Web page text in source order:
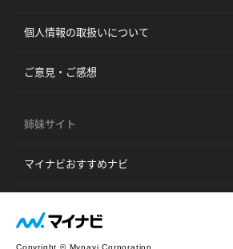
個人情報の取扱いについて
ご意見・ご感想
姉妹サイト
マイナビおすすめナビ
Copyright © Mynavi Corporation